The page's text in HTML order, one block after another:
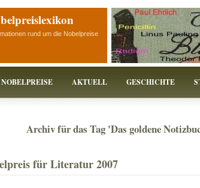
rund um die Nobelpreise
NOBELPREISE AKTUELL GESCHICHTE
Archiv für das Tag 'Das goldene
für Literatur 2007